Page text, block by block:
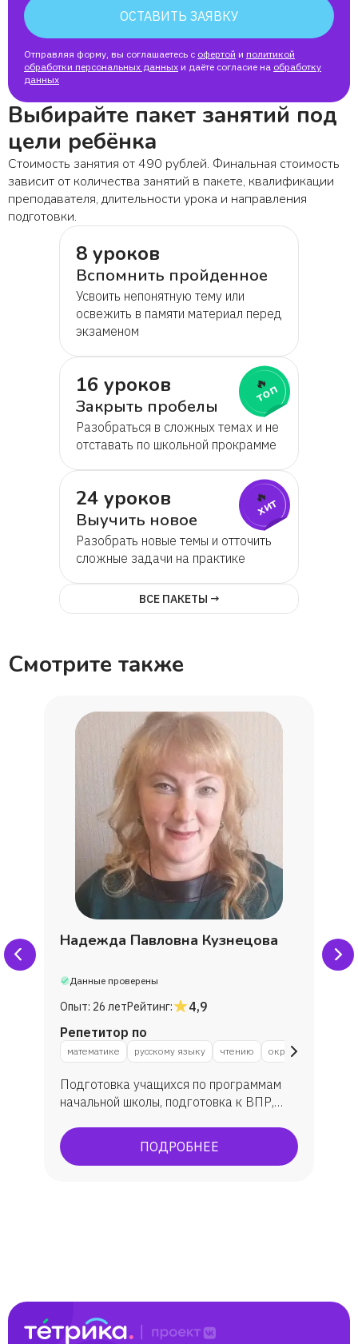
ОСТАВИТЬ ЗАЯВКУ
Отправляя форму, вы соглашаетесь с офертой и политикой
обработки персональных данных и даёте согласие на обработку
данных
Выбирайте пакет занятий под
цели ребёнка
Стоимость занятия от 490 рублей. Финальная стоимость
зависит от количества занятий в пакете, квалификации
преподавателя, длительности урока и направления
подготовки.
8 уроков
Вспомнить пройденное
Усвоить непонятную тему или
освежить в памяти материал перед
экзаменом
16 уроков
Закрыть пробелы
Разобраться в сложных темах и не
отставать по школьной прокрамме
🔥
топ
24 уроков
Выучить новое
Разобрать новые темы и отточить
сложные задачи на практике
🔥
хит
ВСЕ ПАКЕТЫ →
Смотрите также
Надежда Павловна Кузнецова
Данные проверены
Опыт: 26 летРейтинг:
4,9
Репетитор по
математике русскому языку чтению окружающему
Подготовка учащихся по программам
начальной школы, подготовка к ВПР,
ПОДРОБНЕЕ